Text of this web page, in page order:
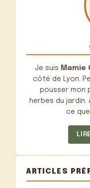
Je suis Mamie
côté de Lyon.
pousser mon
herbes du
ce
ARTICLES